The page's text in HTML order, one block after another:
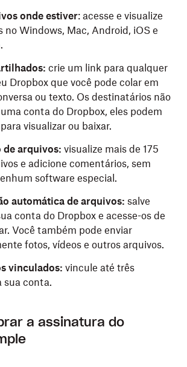
onde estiver: acesse e visualize
no Windows, Mac, Android, iOS e
crie um link para qualquer
Dropbox que você pode colar em
ou texto. Os destinatários não
conta do Dropbox, eles podem
visualizar ou baixar.
de arquivos: visualize mais de 175
e adicione comentários, sem
software especial.
automática de arquivos: salve
conta do Dropbox e acesse-os de
Você também pode enviar
fotos, vídeos e outros arquivos.
vinculados: vincule até três
sua conta.
a assinatura do